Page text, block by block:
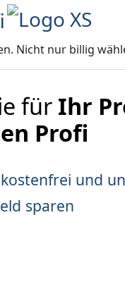
Nicht nur billig
für Ihr
Profi
und
sparen